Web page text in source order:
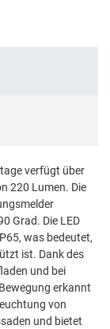
verfügt über
220 Lumen. Die
Grad. Die LED
was bedeutet,
ist. Dank des
und bei
erkannt
von
und bietet